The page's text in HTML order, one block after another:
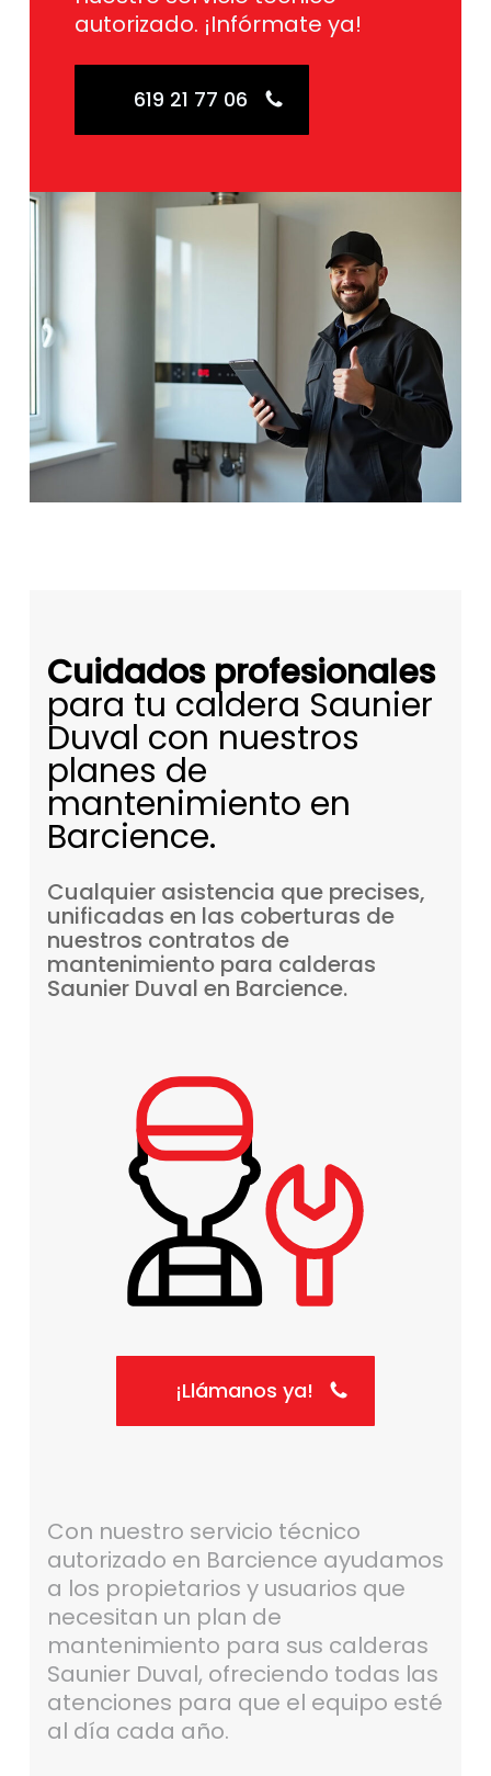
autorizado. ¡Infórmate ya!
619 21 77 06
Cuidados profesionales
para tu caldera Saunier
Duval con nuestros
planes de
mantenimiento en
Barcience.
Cualquier asistencia que precises,
unificadas en las coberturas de
nuestros contratos de
mantenimiento para calderas
Saunier Duval en Barcience.
¡Llámanos ya!
Con nuestro servicio técnico
autorizado en Barcience ayudamos
a los propietarios y usuarios que
necesitan un plan de
mantenimiento para sus calderas
Saunier Duval, ofreciendo todas las
atenciones para que el equipo esté
al día cada año.